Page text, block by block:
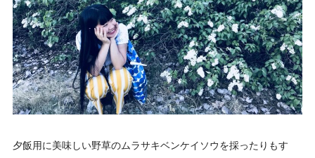
夕飯用に美味しい野草のムラサキベンケイソウを採ったりもす